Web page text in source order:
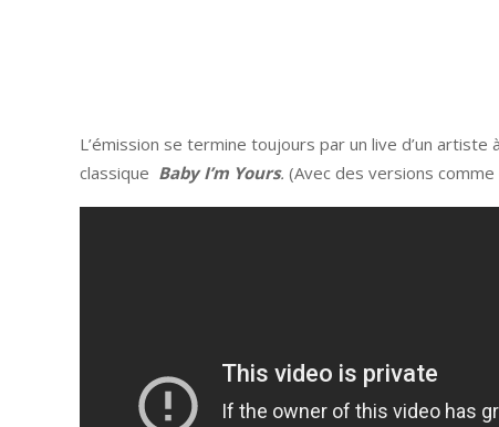
L’émission se termine toujours par un live d’un artiste
classique Baby I’m Yours. (Avec des versions comme